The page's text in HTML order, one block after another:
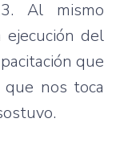
Al mismo
ejecución del
que
nos toca